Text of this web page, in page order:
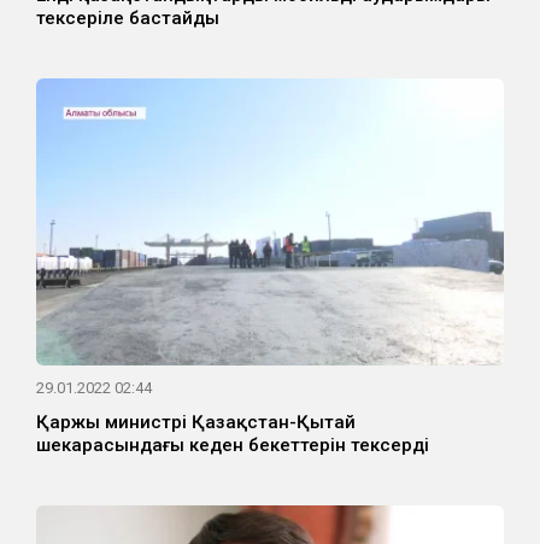
тексеріле бастайды
29.01.2022 02:44
Қаржы министрі Қазақстан-Қытай
шекарасындағы кеден бекеттерін тексерді